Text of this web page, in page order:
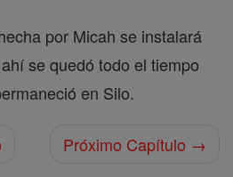
por Micah se instalará
se quedó todo el tiempo
en Silo.
Próximo Capítulo →